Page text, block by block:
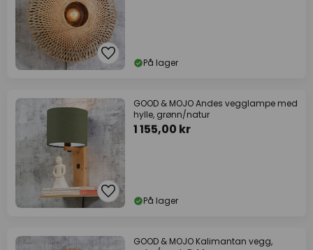
På lager
GOOD & MOJO Andes vegglampe med
hylle, grønn/natur
1 155,00 kr
På lager
GOOD & MOJO Kalimantan vegg,